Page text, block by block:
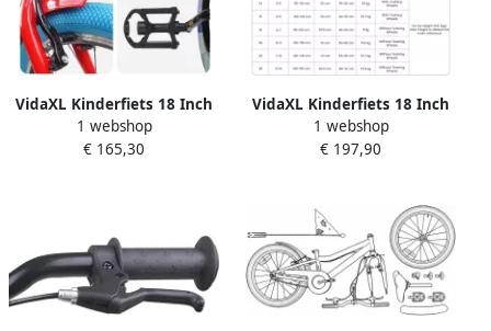
VidaXL Kinderfiets 18 Inch
voor 5-7 jaar oud Rood
1 webshop
€ 165,30
VidaXL Kinderfiets 18 Inch
voor 5-7 jaar oud Rood
1 webshop
€ 197,90